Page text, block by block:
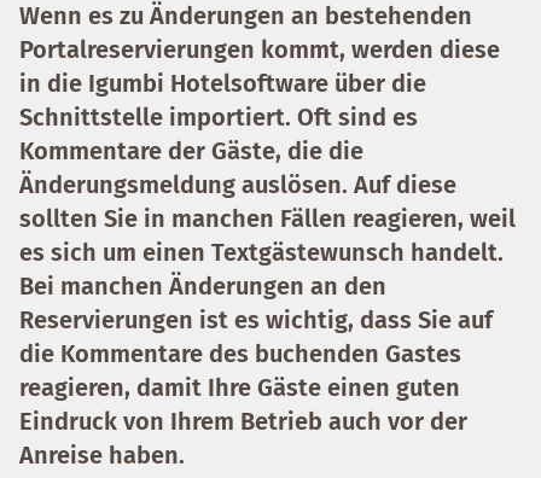
Wenn es zu Änderungen an bestehenden
Portalreservierungen kommt, werden diese
in die Igumbi Hotelsoftware über die
Schnittstelle importiert. Oft sind es
Kommentare der Gäste, die die
Änderungsmeldung auslösen. Auf diese
sollten Sie in manchen Fällen reagieren, weil
es sich um einen Textgästewunsch handelt.
Bei manchen Änderungen an den
Reservierungen ist es wichtig, dass Sie auf
die Kommentare des buchenden Gastes
reagieren, damit Ihre Gäste einen guten
Eindruck von Ihrem Betrieb auch vor der
Anreise haben.